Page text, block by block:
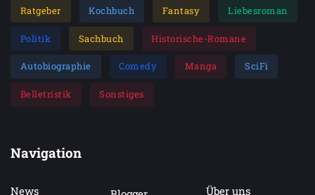
Ratgeber Kochbuch Fantasy Liebesroman
Politik Sachbuch Historische-Romane
Autobiographie Comedy Manga SciFi
Belletristik Sonstiges
Navigation
News
Über uns